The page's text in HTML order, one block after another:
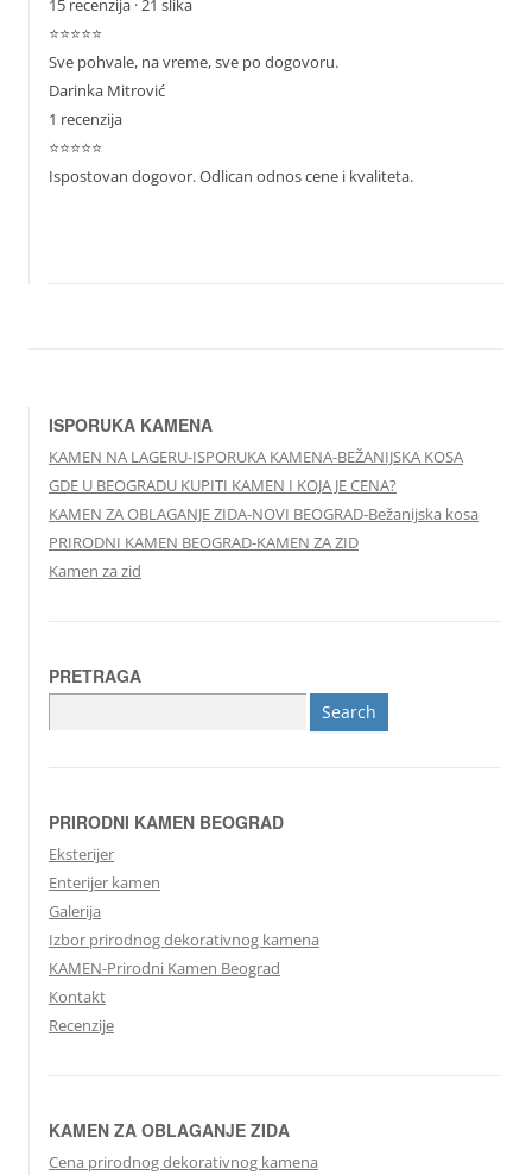
15 recenzija · 21 slika
⭐⭐⭐⭐⭐
Sve pohvale, na vreme, sve po dogovoru.
Darinka Mitrović
1 recenzija
⭐⭐⭐⭐⭐
Ispostovan dogovor. Odlican odnos cene i kvaliteta.
ISPORUKA KAMENA
KAMEN NA LAGERU-ISPORUKA KAMENA-BEŽANIJSKA KOSA
GDE U BEOGRADU KUPITI KAMEN I KOJA JE CENA?
KAMEN ZA OBLAGANJE ZIDA-NOVI BEOGRAD-Bežanijska kosa
PRIRODNI KAMEN BEOGRAD-KAMEN ZA ZID
Kamen za zid
PRETRAGA
for:
PRIRODNI KAMEN BEOGRAD
Eksterijer
Enterijer kamen
Galerija
Izbor prirodnog dekorativnog kamena
KAMEN-Prirodni Kamen Beograd
Kontakt
Recenzije
KAMEN ZA OBLAGANJE ZIDA
Cena prirodnog dekorativnog kamena